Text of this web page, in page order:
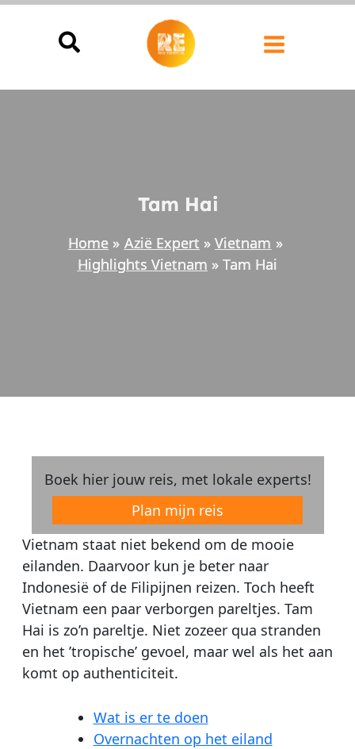
Ga
Tam Hai
Home Azië Expert
Vietnam
Highlights Vietnam
Tam Hai
Boek hier jouw reis, met lokale experts!
Plan mijn reis
Vietnam staat niet bekend om de mooie
eilanden. Daarvoor kun je beter naar
Indonesië of de Filipijnen reizen. Toch heeft
Vietnam een paar verborgen pareltjes. Tam
Hai is zo’n pareltje. Niet zozeer qua stranden
en het ’tropische’ gevoel, maar wel als het aan
komt op authenticiteit.
Wat is er te doen
Overnachten op het eiland